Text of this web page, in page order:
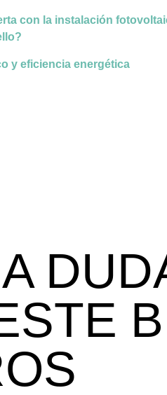
con la instalación
y eficiencia energética